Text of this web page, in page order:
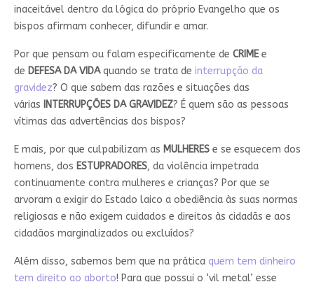
inaceitável dentro da lógica do próprio Evangelho que os
bispos afirmam conhecer, difundir e amar.
Por que pensam ou falam especificamente de CRIMEe
de DEFESA DA VIDAquando se trata de interrupção da
gravidez? O que sabem das razões e situações das
várias INTERRUPÇÕES DA GRAVIDEZ? É quem são as pessoas
vítimas das advertências dos bispos?
E mais, por que culpabilizam as MULHERESe se esquecem dos
homens, dos ESTUPRADORES, da violência impetrada
continuamente contra mulheres e crianças? Por que se
arvoram a exigir do Estado laico a obediência às suas normas
religiosas e não exigem cuidados e direitos às cidadãs e aos
cidadãos marginalizados ou excluídos?
Além disso, sabemos bem que na prática quem tem dinheiro
tem direito ao aborto! Para que possui o ‘vil metal’ esse